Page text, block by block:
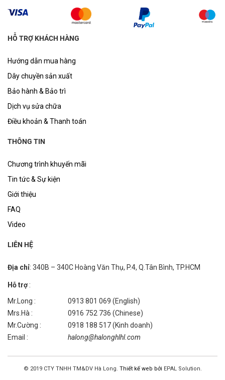
HỖ TRỢ KHÁCH HÀNG
Hướng dẫn mua hàng
Dây chuyền sản xuất
Bảo hành & Bảo trì
Dịch vụ sửa chữa
Điều khoản & Thanh toán
THÔNG TIN
Chương trình khuyến mãi
Tin tức & Sự kiện
Giới thiệu
FAQ
Video
LIÊN HỆ
Địa chỉ: 340B – 340C Hoàng Văn Thụ, P.4, Q.Tân Bình, TP.HCM
Hỗ trợ:
Mr.Long :
0913 801 069 (English)
Mrs.Hà :
0916 752 736 (Chinese)
Mr.Cường :
0918 188 517 (Kinh doanh)
Email :
halong@halonghlhl.com
© 2019 CTY TNHH TM&DV Hà Long. Thiết kế web bởi EPAL Solution.